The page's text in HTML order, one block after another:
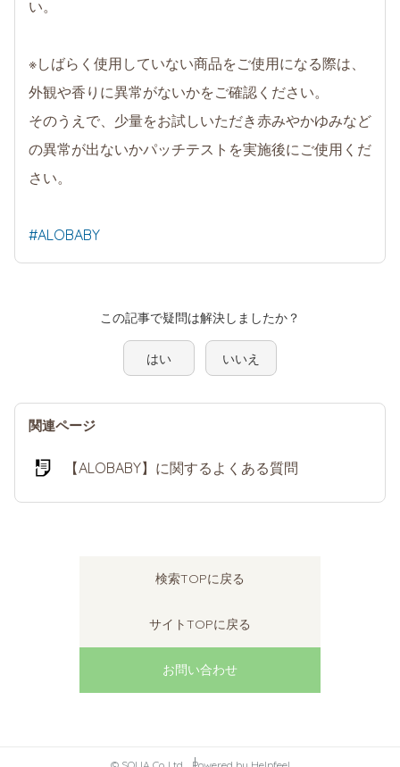
い。
※しばらく使用していない商品をご使用になる際は、
外観や香りに異常がないかをご確認ください。
そのうえで、少量をお試しいただき赤みやかゆみなど
の異常が出ないかパッチテストを実施後にご使用くだ
さい。
#ALOBABY
この記事で疑問は解決しましたか？
はい いいえ
関連ページ
【ALOBABY】に関するよくある質問
検索TOPに戻る
サイトTOPに戻る
お問い合わせ